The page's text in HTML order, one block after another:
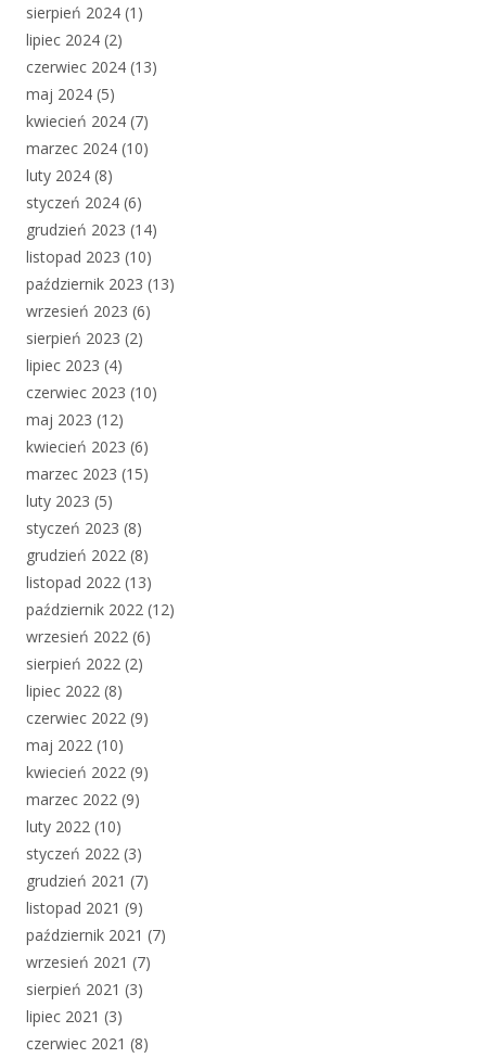
sierpień 2024 (1)
lipiec 2024 (2)
czerwiec 2024 (13)
maj 2024 (5)
kwiecień 2024 (7)
marzec 2024 (10)
luty 2024 (8)
styczeń 2024 (6)
grudzień 2023 (14)
listopad 2023 (10)
październik 2023 (13)
wrzesień 2023 (6)
sierpień 2023 (2)
lipiec 2023 (4)
czerwiec 2023 (10)
maj 2023 (12)
kwiecień 2023 (6)
marzec 2023 (15)
luty 2023 (5)
styczeń 2023 (8)
grudzień 2022 (8)
listopad 2022 (13)
październik 2022 (12)
wrzesień 2022 (6)
sierpień 2022 (2)
lipiec 2022 (8)
czerwiec 2022 (9)
maj 2022 (10)
kwiecień 2022 (9)
marzec 2022 (9)
luty 2022 (10)
styczeń 2022 (3)
grudzień 2021 (7)
listopad 2021 (9)
październik 2021 (7)
wrzesień 2021 (7)
sierpień 2021 (3)
lipiec 2021 (3)
czerwiec 2021 (8)